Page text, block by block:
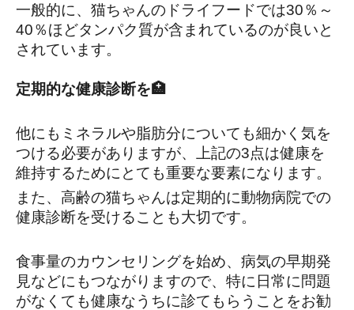
一般的に、猫ちゃんのドライフードでは30％～
40％ほどタンパク質が含まれているのが良いと
されています。
定期的な健康診断を🏥
他にもミネラルや脂肪分についても細かく気を
つける必要がありますが、上記の3点は健康を
維持するためにとても重要な要素になります。
また、高齢の猫ちゃんは定期的に動物病院での
健康診断を受けることも大切です。
食事量のカウンセリングを始め、病気の早期発
見などにもつながりますので、特に日常に問題
がなくても健康なうちに診てもらうことをお勧